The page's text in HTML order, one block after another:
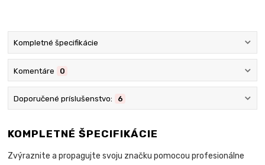
Kompletné špecifikácie
Komentáre 0
Doporučené príslušenstvo: 6
KOMPLETNÉ ŠPECIFIKÁCIE
Zvýraznite a propagujte svoju značku pomocou profesionálne